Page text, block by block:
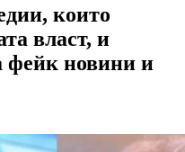
които
власт, и
фейк новини и